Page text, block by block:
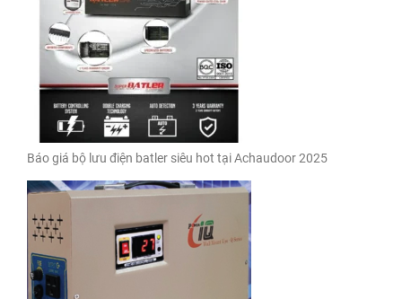
Báo giá bộ lưu điện batler siêu hot tại Achaudoor 2025